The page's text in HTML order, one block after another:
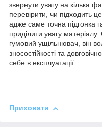
звернути увагу на кілька
перевірити, чи підходить
адже саме точна підгонка
приділити увагу
гумовий ущільнювач, він
зносостійкості та
себе в експлуатації.
Приховати